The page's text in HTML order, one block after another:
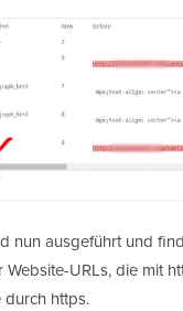
nun ausgeführt und
Website-URLs, die mit
durch https.